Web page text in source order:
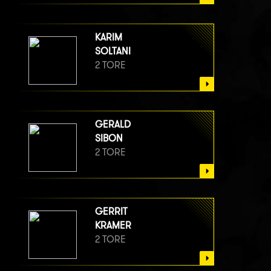
KARIM
SOLTANI
2 TORE
GERALD
SIBON
2 TORE
GERRIT
KRAMER
2 TORE